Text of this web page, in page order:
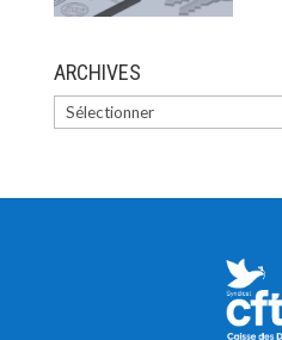
ARCHIVES